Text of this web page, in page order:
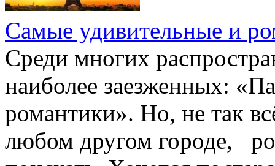
Самые удивительные и
Среди многих
наиболее заезженных:
романтики». Но, не так
любом другом городе,